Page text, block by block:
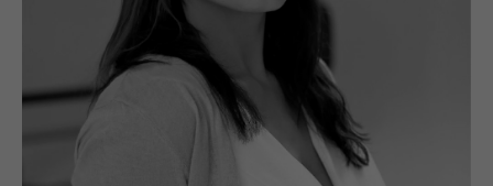
Essenzielle Cookies ermöglichen grundlegende
Funktionen und sind für die einwandfreie Funktion der
Website erforderlich.
Cookie-Informationen anzeigen
Funktionale Cookies (2)
Mit Tools von externen Anbietern wie z.B. Youtube oder
GoogleMaps möchten wir unseren Besuchern einen